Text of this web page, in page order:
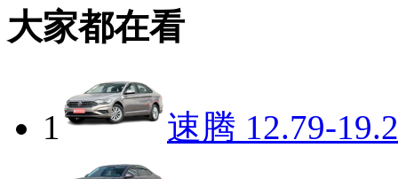
大家都在看
1 速腾 12.79-